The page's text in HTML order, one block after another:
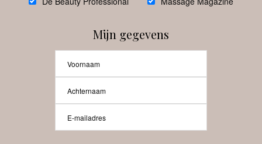
Beauty-Pro.nl
Mijn gegevens